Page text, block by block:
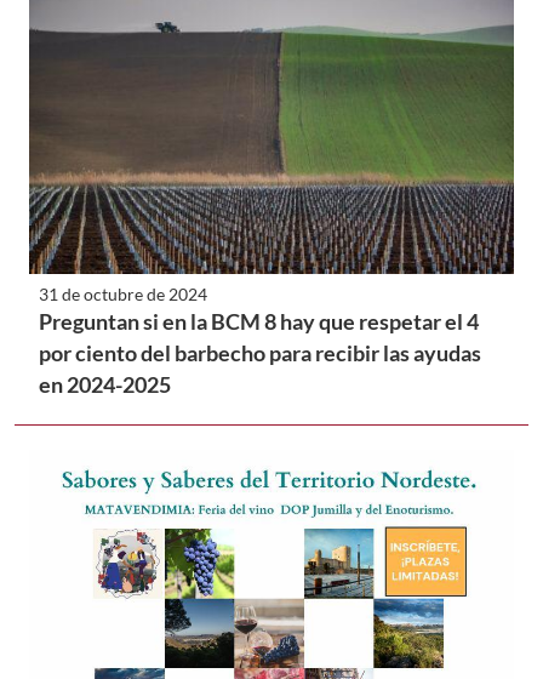
31 de octubre de 2024
Preguntan si en la BCM 8 hay que respetar el 4
por ciento del barbecho para recibir las ayudas
en 2024-2025